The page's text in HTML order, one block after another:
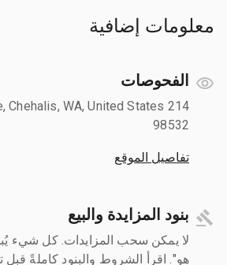
معلومات إضافية
الفحوصات
Chehalis, WA, United States
98532
تفاصيل الموقع
بنود المزايدة والبيع
لا يمكن سحب المزايدات. كل شيء
هو". اقرأ الشروط والبنود كاملةً قبل